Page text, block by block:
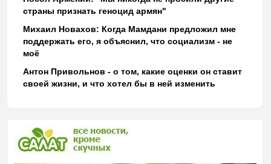
страны признать геноцид армян"
Михаил Новахов: Когда Мамдани предложил мне
поддержать его, я объяснил, что социализм - не
моё
Антон Привольнов - о том, какие оценки он ставит
своей жизни, и что хотел бы в ней изменить